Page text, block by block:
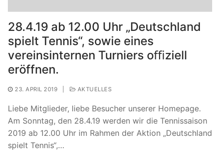
28.4.19 ab 12.00 Uhr „Deutschland
spielt Tennis“, sowie eines
vereinsinternen Turniers oﬃziell
eröffnen.
23. APRIL 2019 AKTUELLES
Liebe Mitglieder, liebe Besucher unserer Homepage.
Am Sonntag, den 28.4.19 werden wir die Tennissaison
2019 ab 12.00 Uhr im Rahmen der Aktion „Deutschland
spielt Tennis“,…